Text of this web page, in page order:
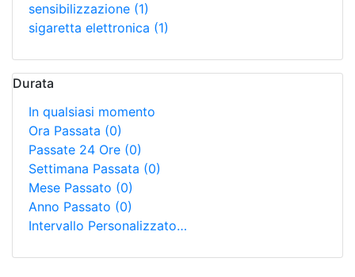
sensibilizzazione (1)
sigaretta elettronica (1)
Durata
In qualsiasi momento
Ora Passata (0)
Passate 24 Ore (0)
Settimana Passata (0)
Mese Passato (0)
Anno Passato (0)
Intervallo Personalizzato…